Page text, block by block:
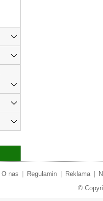
O nas Regulamin Reklama
©